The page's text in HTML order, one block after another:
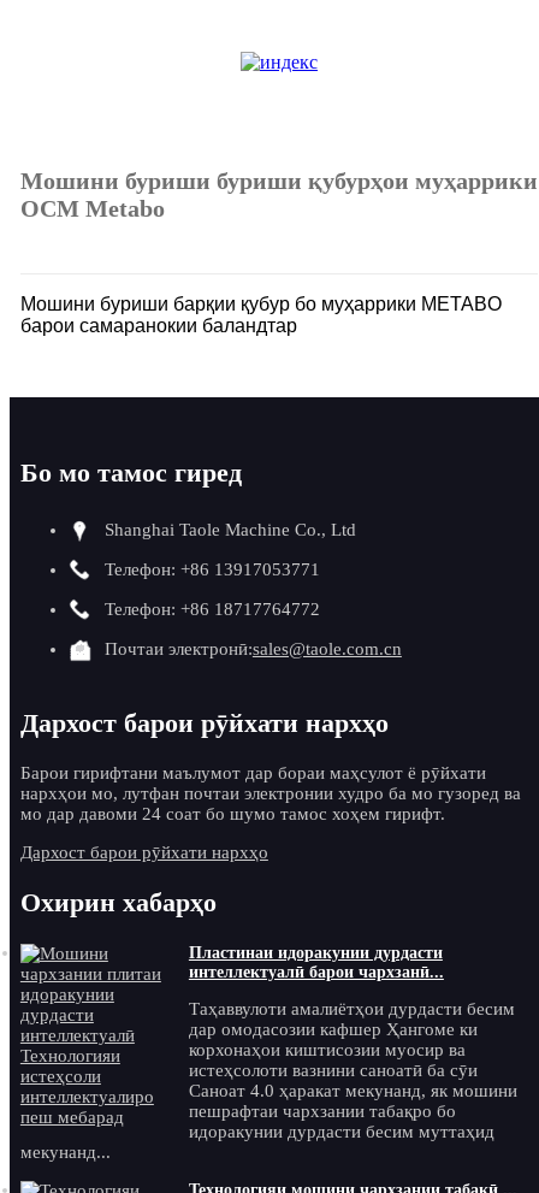
Мошини буриши буриши қубурҳои муҳаррики
OCM Metabo
Мошини буриши барқии қубур бо муҳаррики METABO
барои самаранокии баландтар
Бо мо тамос гиред
Shanghai Taole Machine Co., Ltd
Телефон: +86 13917053771
Телефон: +86 18717764772
Почтаи электронӣ:sales@taole.com.cn
Дархост барои рӯйхати нархҳо
Барои гирифтани маълумот дар бораи маҳсулот ё рӯйхати
нархҳои мо, лутфан почтаи электронии худро ба мо гузоред ва
мо дар давоми 24 соат бо шумо тамос хоҳем гирифт.
Дархост барои рӯйхати нархҳо
Охирин хабарҳо
Пластинаи идоракунии дурдасти
интеллектуалӣ барои чархзанӣ...
Таҳаввулоти амалиётҳои дурдасти бесим
дар омодасозии кафшер Ҳангоме ки
корхонаҳои киштисозии муосир ва
истеҳсолоти вазнини саноатӣ ба сӯи
Саноат 4.0 ҳаракат мекунанд, як мошини
пешрафтаи чархзании табақро бо
идоракунии дурдасти бесим муттаҳид
мекунанд...